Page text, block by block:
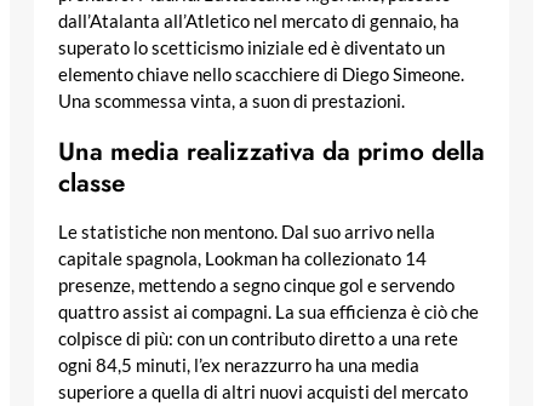
dall’Atalanta all’Atletico nel mercato di gennaio, ha
superato lo scetticismo iniziale ed è diventato un
elemento chiave nello scacchiere di Diego Simeone.
Una scommessa vinta, a suon di prestazioni.
Una media realizzativa da primo della
classe
Le statistiche non mentono. Dal suo arrivo nella
capitale spagnola, Lookman ha collezionato 14
presenze, mettendo a segno cinque gol e servendo
quattro assist ai compagni. La sua efficienza è ciò che
colpisce di più: con un contributo diretto a una rete
ogni 84,5 minuti, l’ex nerazzurro ha una media
superiore a quella di altri nuovi acquisti del mercato